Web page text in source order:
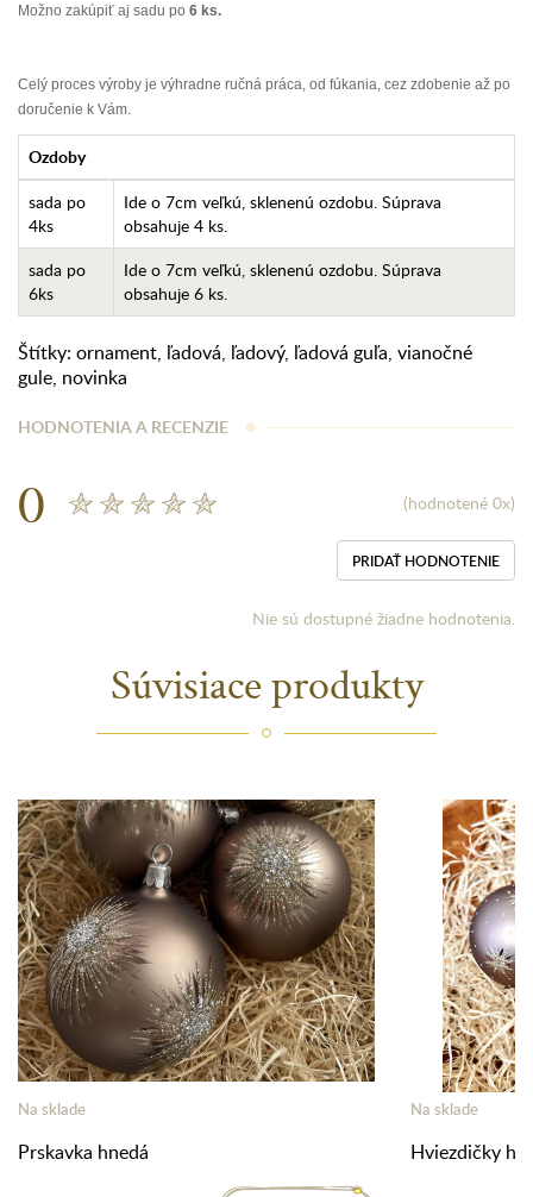
Možno zakúpiť aj sadu po 6 ks.
Celý proces výroby je výhradne ručná práca, od fúkania, cez zdobenie až po
doručenie k Vám.
Ozdoby
sada po
4ks
Ide o 7cm veľkú, sklenenú ozdobu. Súprava
obsahuje 4 ks.
sada po
6ks
Ide o 7cm veľkú, sklenenú ozdobu. Súprava
obsahuje 6 ks.
Štítky: ornament, ľadová, ľadový, ľadová guľa, vianočné
gule, novinka
HODNOTENIA A RECENZIE
0 (hodnotené 0x)
PRIDAŤ HODNOTENIE
Nie sú dostupné žiadne hodnotenia.
Súvisiace produkty
Na sklade
Prskavka hnedá
Na sklade
Hviezdičky